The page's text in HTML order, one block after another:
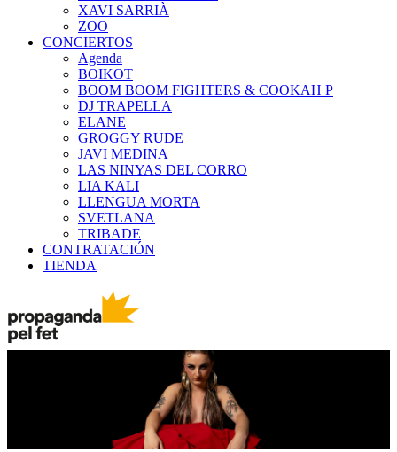
XAVI SARRIÀ
ZOO
CONCIERTOS
Agenda
BOIKOT
BOOM BOOM FIGHTERS & COOKAH P
DJ TRAPELLA
ELANE
GROGGY RUDE
JAVI MEDINA
LAS NINYAS DEL CORRO
LIA KALI
LLENGUA MORTA
SVETLANA
TRIBADE
CONTRATACIÓN
TIENDA